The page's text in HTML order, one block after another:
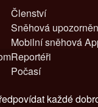
Členství
Sněhová
Mobilní sněhová
Reportéři
Počasí
každé